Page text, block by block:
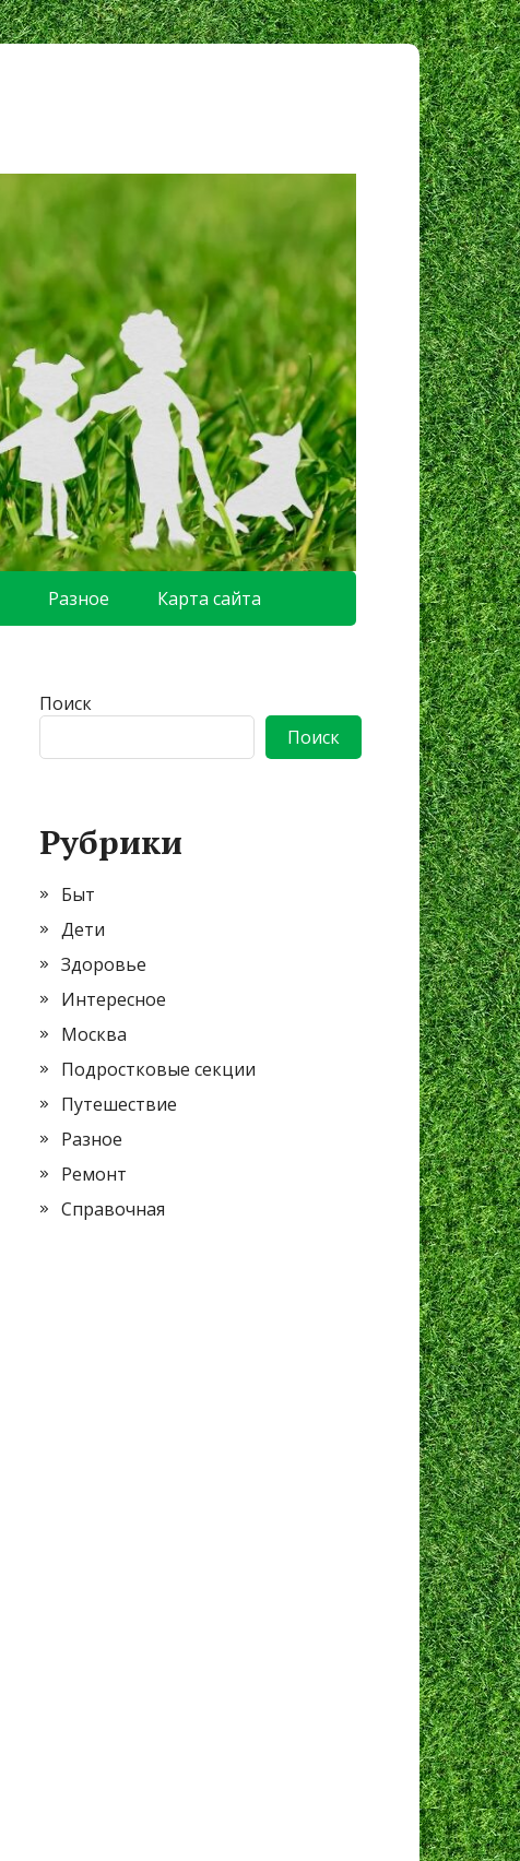
Разное Карта сайта
Поиск
Поиск
Рубрики
Быт
Дети
Здоровье
Интересное
Москва
Подростковые секции
Путешествие
Разное
Ремонт
Справочная